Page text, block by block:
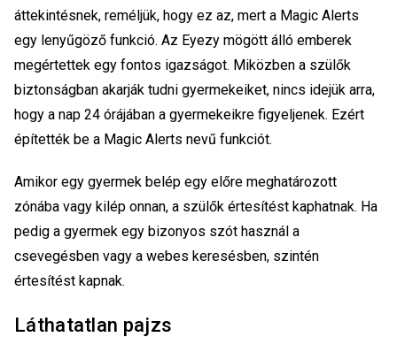
áttekintésnek, reméljük, hogy ez az, mert a Magic Alerts
egy lenyűgöző funkció. Az Eyezy mögött álló emberek
megértettek egy fontos igazságot. Miközben a szülők
biztonságban akarják tudni gyermekeiket, nincs idejük arra,
hogy a nap 24 órájában a gyermekeikre figyeljenek. Ezért
építették be a Magic Alerts nevű funkciót.
Amikor egy gyermek belép egy előre meghatározott
zónába vagy kilép onnan, a szülők értesítést kaphatnak. Ha
pedig a gyermek egy bizonyos szót használ a
csevegésben vagy a webes keresésben, szintén
értesítést kapnak.
Láthatatlan pajzs